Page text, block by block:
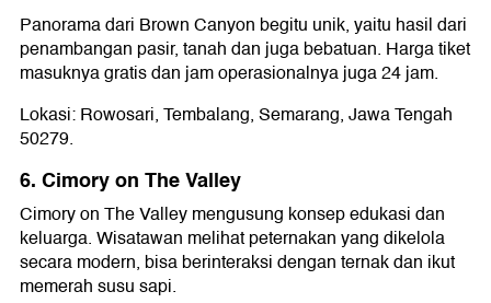
Panorama dari Brown Canyon begitu unik, yaitu hasil dari
penambangan pasir, tanah dan juga bebatuan. Harga tiket
masuknya gratis dan jam operasionalnya juga 24 jam.
Lokasi: Rowosari, Tembalang, Semarang, Jawa Tengah
50279.
6. Cimory on The Valley
Cimory on The Valley mengusung konsep edukasi dan
keluarga. Wisatawan melihat peternakan yang dikelola
secara modern, bisa berinteraksi dengan ternak dan ikut
memerah susu sapi.